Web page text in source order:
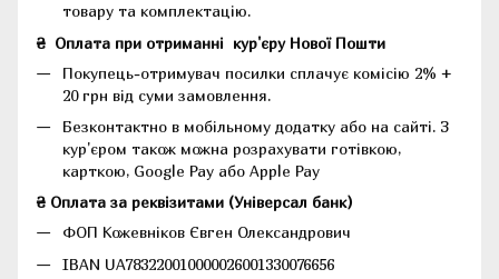
товару та комплектацію.
₴ Оплата при отриманні кур'єру Нової Пошти
Покупець-отримувач посилки сплачує комісію 2% +
20 грн від суми замовлення.
Безконтактно в мобільному додатку або на сайті. З
кур'єром також можна розрахувати готівкою,
карткою, Google Pay або Apple Pay
₴ Оплата за реквізитами (Універсал банк)
ФОП Кожевніков Євген Олександрович
IBAN UA783220010000026001330076656